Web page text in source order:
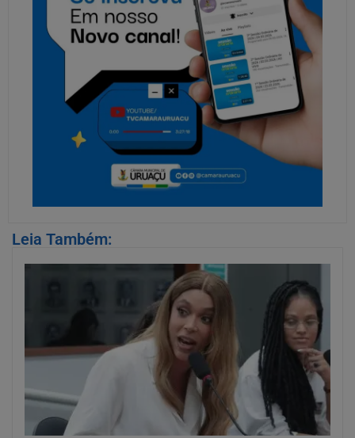
Leia Também: